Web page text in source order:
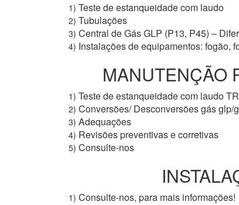
1) Teste de estanqueidade com laudo
2) Tubulações
3) Central de Gás GLP (P13, P45) –
4) Instalações de equipamentos: fogão,
MANUTENÇÃO
1) Teste de estanqueidade com laudo
2) Conversões/ Desconversões gás glp/
3) Adequações
4) Revisões preventivas e corretivas
5) Consulte-nos
1) Consulte-nos, para mais informações!